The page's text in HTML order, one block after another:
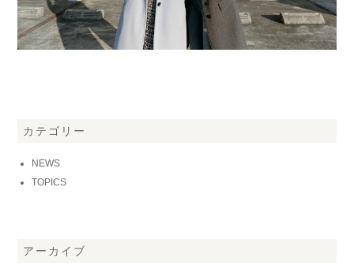
カテゴリー
NEWS
TOPICS
アーカイブ